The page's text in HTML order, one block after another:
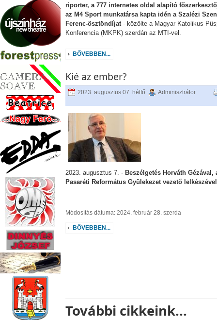
riporter, a 777 internetes oldal alapító
az M4 Sport munkatársa kapta idén a Szalézi
Ferenc-ösztöndíjat- közölte a Magyar Katolikus
Konferencia (MKPK) szerdán az MTI-vel.
BŐVEBBEN...
Kié az ember?
2023. augusztus 07. hétfő Adminisztrátor
2023. augusztus 7. -Beszélgetés Horváth Gézával,
Pasaréti Református Gyülekezet vezető lelkészével
Módosítás dátuma: 2024. február 28. szerda
BŐVEBBEN...
További cikkeink...